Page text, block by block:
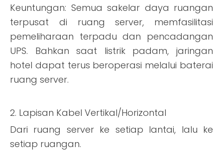
Keuntungan: Semua sakelar daya ruangan
terpusat di ruang server, memfasilitasi
pemeliharaan terpadu dan pencadangan
UPS. Bahkan saat listrik padam, jaringan
hotel dapat terus beroperasi melalui baterai
ruang server.
2. Lapisan Kabel Vertikal/Horizontal
Dari ruang server ke setiap lantai, lalu ke
setiap ruangan.